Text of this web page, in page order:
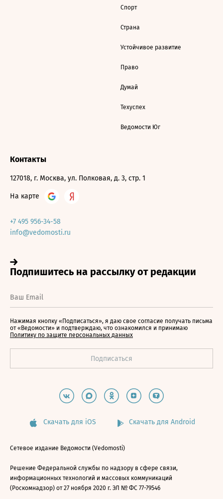
Спорт
Страна
Устойчивое развитие
Право
Думай
Техуспех
Ведомости Юг
Контакты
127018, г. Москва, ул. Полковая, д. 3, стр. 1
На карте
+7 495 956-34-58
info@vedomosti.ru
Нажимая кнопку «Подписаться», я даю свое согласие получать письма
от «Ведомости» и подтверждаю, что ознакомился и принимаю
Политику по защите персональных данных
Скачать для iOS Скачать для Android
Сетевое издание Ведомости (Vedomosti)
Решение Федеральной службы по надзору в сфере связи,
информационных технологий и массовых коммуникаций
(Роскомнадзор) от 27 ноября 2020 г. ЭЛ № ФС 77-79546